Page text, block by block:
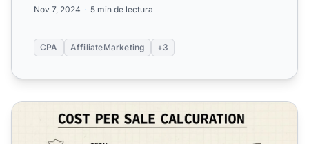
Nov 7, 2024 5 min de lectura
CPA AffiliateMarketing +3
¿Cuál es un buen costo por venta? Guía 2025 para